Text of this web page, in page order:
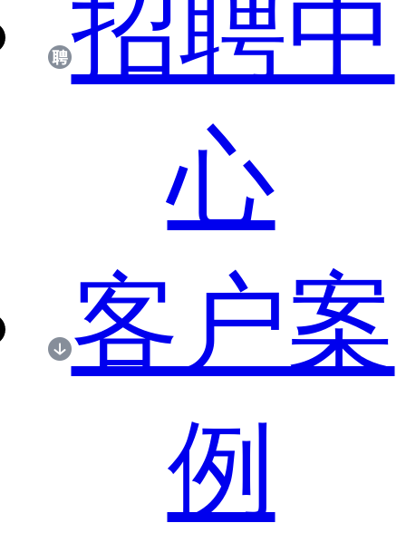
招聘中
心
客户案
例